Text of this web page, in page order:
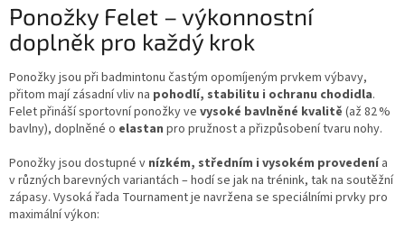
Ponožky Felet – výkonnostní
doplněk pro každý krok
Ponožky jsou při badmintonu častým opomíjeným prvkem výbavy,
přitom mají zásadní vliv na pohodlí, stabilitu i ochranu chodidla.
Felet přináší sportovní ponožky ve vysoké bavlněné kvalitě (až 82 %
bavlny), doplněné o elastan pro pružnost a přizpůsobení tvaru nohy.
Ponožky jsou dostupné v nízkém, středním i vysokém provedenía
v různých barevných variantách – hodí se jak na trénink, tak na soutěžní
zápasy. Vysoká řada Tournament je navržena se speciálními prvky pro
maximální výkon: